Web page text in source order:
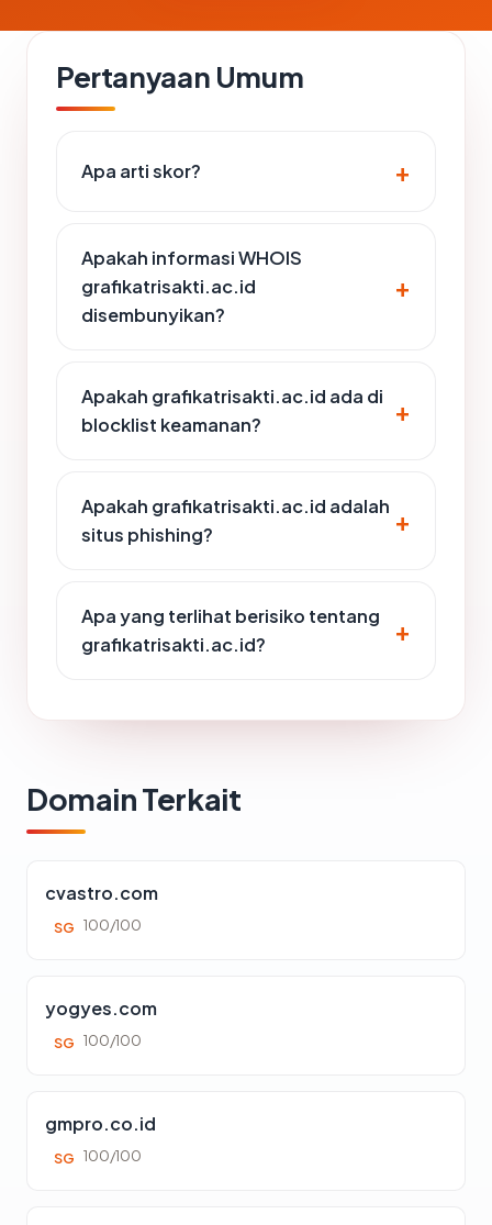
Pertanyaan Umum
Apa arti skor?
Apakah informasi WHOIS
grafikatrisakti.ac.id
disembunyikan?
Apakah grafikatrisakti.ac.id ada di
blocklist keamanan?
Apakah grafikatrisakti.ac.id adalah
situs phishing?
Apa yang terlihat berisiko tentang
grafikatrisakti.ac.id?
Domain Terkait
cvastro.com
SG 100/100
yogyes.com
SG 100/100
gmpro.co.id
SG 100/100